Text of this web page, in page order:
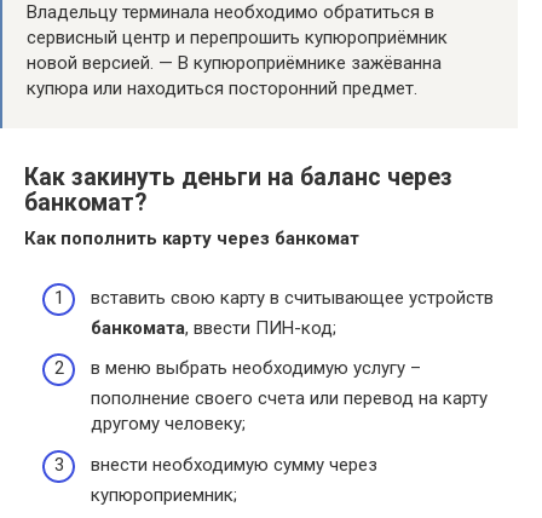
Владельцу терминала необходимо обратиться в
сервисный центр и перепрошить купюроприёмник
новой версией. — В купюроприёмнике зажёванна
купюра или находиться посторонний предмет.
Как закинуть деньги на баланс через
банкомат?
Как пополнить карту через банкомат
вставить свою карту в считывающее устройств
банкомата, ввести ПИН-код;
в меню выбрать необходимую услугу –
пополнение своего счета или перевод на карту
другому человеку;
внести необходимую сумму через
купюроприемник;